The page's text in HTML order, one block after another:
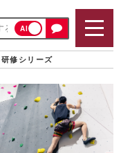
AI
修シリーズ